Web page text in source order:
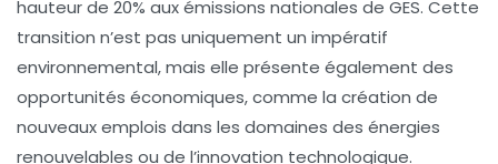
hauteur de 20% aux émissions nationales de GES. Cette
transition n’est pas uniquement un impératif
environnemental, mais elle présente également des
opportunités économiques, comme la création de
nouveaux emplois dans les domaines des énergies
renouvelables ou de l’innovation technologique.